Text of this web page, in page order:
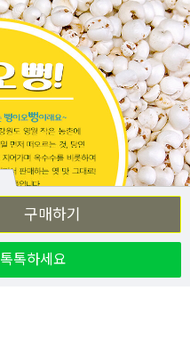
구매하기
톡톡하세요